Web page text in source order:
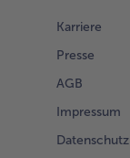
Karriere
Presse
AGB
Impressum
Datenschutz